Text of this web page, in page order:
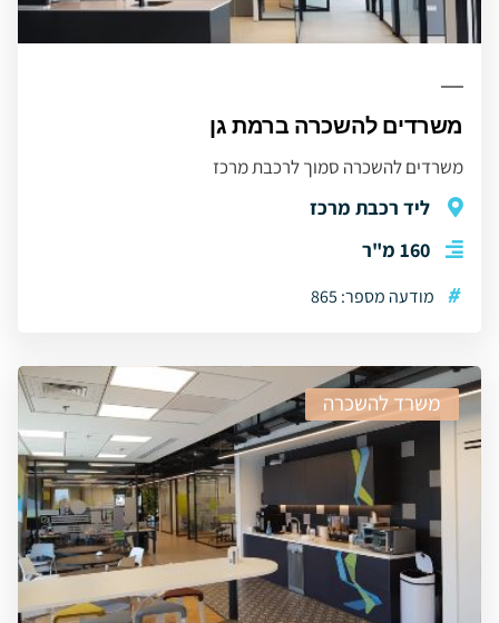
משרדים להשכרה ברמת גן
משרדים להשכרה סמוך לרכבת מרכז
ליד רכבת מרכז
160 מ"ר
# מודעה מספר: 865
משרד להשכרה